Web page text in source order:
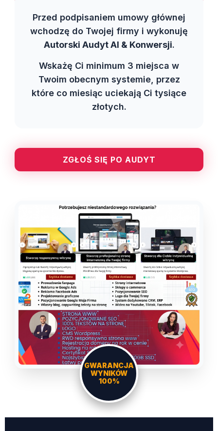
Przed podpisaniem umowy głównej
wchodzę do Twojej firmy i wykonuję
Autorski Audyt AI & Konwersji.
Wskażę Ci minimum 3 miejsca w
Twoim obecnym systemie, przez
które co miesiąc uciekają Ci tysiące
złotych.
ZGŁOŚ SIĘ PO AUDYT
GWARANCJA
WYNIKÓW
100%